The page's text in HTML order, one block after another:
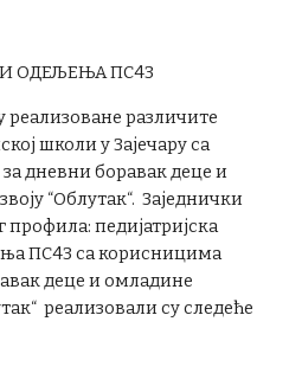
ОДЕЉЕЊА ПС43
реализоване различите
школи у Зајечару са
дневни боравак деце и
“Облутак“. Заједнички
педијатријска
ПС43 са корисницима
деце и омладине
реализовали су следеће